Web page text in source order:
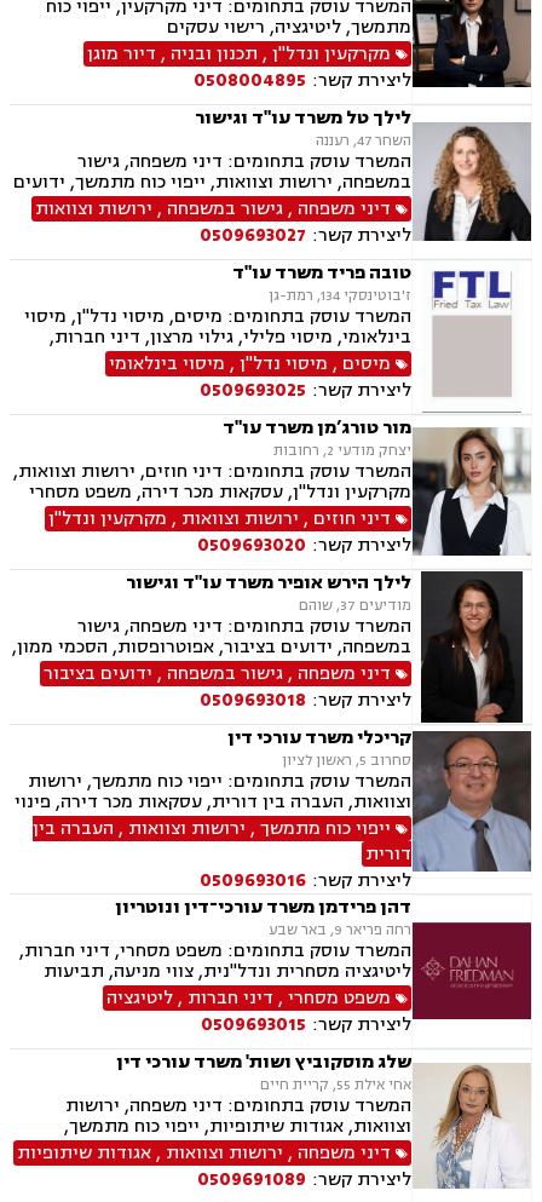
המשרד עוסק בתחומים: דיני מקרקעין, ייפוי כוח
מתמשך, ליטיגציה, רישוי עסקים
מקרקעין ונדל"ן, תכנון ובניה , דיור מוגן
ליצירת קשר: 0508004895
לילך טל משרד עו"ד וגישור
השחר 47, רעננה
המשרד עוסק בתחומים: דיני משפחה, גישור
במשפחה, ירושות וצוואות, ייפוי כוח מתמשך, ידועים
בציבור, אפוטרופסות, הסכמי ממון, מזונות, משמורת,
גירושין, הורות חד מינית, נישואים אזרחיים, ידועים
בציבור, חלוקת רכוש, מעמד אישי, תיאום הורי, זמני
שהות, עסקאות מתנה, גישור ובוררויות, גישור עסקי,
דיני חברות, סכסוך בין בעלי מניות, דיני צרכנות
ותיירות, משפט אזרחי, סכסוך שכנים.
דיני משפחה ,גישור במשפחה , ירושות וצוואות
ליצירת קשר: 0509693027
טובה פריד משרד עו"ד
ז'בוטינסקי 134, רמת-גן
המשרד עוסק בתחומים: מיסים, מיסוי נדל"ן, מיסוי
בינלאומי, מיסוי פלילי, גילוי מרצון, דיני חברות,
רישום חברות, פירוקים והקפאת הליכים, סכסוך בין
בעלי מניות, עסקאות מכר דירה, ירושות וצוואות,
עיזבונות, ייפוי כוח מתמשך.
מיסים , מיסוי נדל"ן, מיסוי בינלאומי
ליצירת קשר: 0509693025
מור טורג’מן משרד עו"ד
יצחק מודעי 2, רחובות
המשרד עוסק בתחומים: דיני חוזים, ירושות וצוואות,
מקרקעין ונדל"ן, עסקאות מכר דירה, משפט מסחרי
דיני חוזים , ירושות וצוואות , מקרקעין ונדל"ן
ליצירת קשר: 0509693020
לילך הירש אופיר משרד עו"ד וגישור
מודיעים 37, שוהם
המשרד עוסק בתחומים: דיני משפחה, גישור
במשפחה, ידועים בציבור, אפוטרופסות, הסכמי ממון,
מזונות, משמורת, גירושין, נישואים אזרחיים, חלוקת
רכוש, מעמד אישי, תיאום הורי, זמני שהות, ניכור
הורי, ירושות וצוואות, ייפוי כוח מתמשך, לשון הרע,
דיני עבודה
דיני משפחה ,גישור במשפחה , ידועים בציבור
ליצירת קשר: 0509693018
קריכלי משרד עורכי דין
סחרוב 5, ראשון לציון
המשרד עוסק בתחומים: ייפוי כוח מתמשך, ירושות
וצוואות, העברה בין דורית, עסקאות מכר דירה, פינוי
מושכר, דיני עבודה.
ייפוי כוח מתמשך, ירושות וצוואות , העברה בין
דורית
ליצירת קשר: 0509693016
דהן פרידמן משרד עורכי־דין ונוטריון
רחה פריאר 9, באר שבע
המשרד עוסק בתחומים: משפט מסחרי, דיני חברות,
ליטיגציה מסחרית ונדל"נית, צווי מניעה, תביעות
מקרקעין, דיני חוזים, ייפוי כוח מתמשך, ירושות
וצוואות, מסחר בינלאומי, משפט אזרחי, סכסוכי
שכנים, דיני עבודה, הסכמי ממון, מיסוי עירוני, מיסוי
נדל"ן, ארנונה, היטל פיתוח, היטל השבחה, נוטריון.
משפט מסחרי, דיני חברות ,ליטיגציה
ליצירת קשר: 0509693015
שלג מוסקוביץ ושות' משרד עורכי דין
אחי אילת 55, קריית חיים
המשרד עוסק בתחומים: דיני משפחה, ירושות
וצוואות, אגודות שיתופיות, ייפוי כוח מתמשך,
מושבים וקיבוצים, מקרקעין ונדל"ן, עסקאות מכר
דירה, נחלות ומשקים במושבים, רשות מקרקעי
ישראל
דיני משפחה , ירושות וצוואות ,אגודות שיתופיות
ליצירת קשר: 0509691089